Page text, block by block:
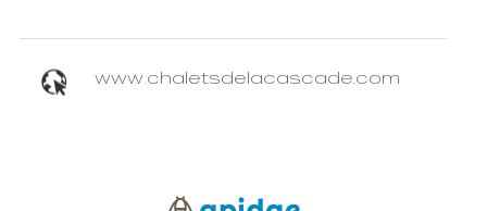
www.chaletsdelacascade.com